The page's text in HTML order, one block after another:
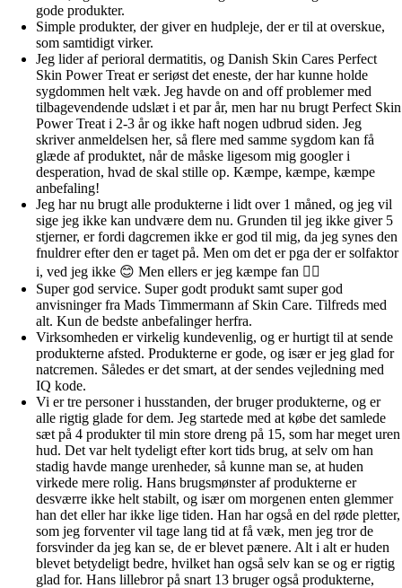
gode produkter.
Simple produkter, der giver en hudpleje, der er til at overskue,
som samtidigt virker.
Jeg lider af perioral dermatitis, og Danish Skin Cares Perfect
Skin Power Treat er seriøst det eneste, der har kunne holde
sygdommen helt væk. Jeg havde on and off problemer med
tilbagevendende udslæt i et par år, men har nu brugt Perfect Skin
Power Treat i 2-3 år og ikke haft nogen udbrud siden. Jeg
skriver anmeldelsen her, så flere med samme sygdom kan få
glæde af produktet, når de måske ligesom mig googler i
desperation, hvad de skal stille op. Kæmpe, kæmpe, kæmpe
anbefaling!
Jeg har nu brugt alle produkterne i lidt over 1 måned, og jeg vil
sige jeg ikke kan undvære dem nu. Grunden til jeg ikke giver 5
stjerner, er fordi dagcremen ikke er god til mig, da jeg synes den
fnuldrer efter den er taget på. Men om det er pga der er solfaktor
i, ved jeg ikke 😊 Men ellers er jeg kæmpe fan 👌🏼
Super god service. Super godt produkt samt super god
anvisninger fra Mads Timmermann af Skin Care. Tilfreds med
alt. Kun de bedste anbefalinger herfra.
Virksomheden er virkelig kundevenlig, og er hurtigt til at sende
produkterne afsted. Produkterne er gode, og især er jeg glad for
natcremen. Således er det smart, at der sendes vejledning med
IQ kode.
Vi er tre personer i husstanden, der bruger produkterne, og er
alle rigtig glade for dem. Jeg startede med at købe det samlede
sæt på 4 produkter til min store dreng på 15, som har meget uren
hud. Det var helt tydeligt efter kort tids brug, at selv om han
stadig havde mange urenheder, så kunne man se, at huden
virkede mere rolig. Hans brugsmønster af produkterne er
desværre ikke helt stabilt, og især om morgenen enten glemmer
han det eller har ikke lige tiden. Han har også en del røde pletter,
som jeg forventer vil tage lang tid at få væk, men jeg tror de
forsvinder da jeg kan se, de er blevet pænere. Alt i alt er huden
blevet betydeligt bedre, hvilket han også selv kan se og er rigtig
glad for. Hans lillebror på snart 13 bruger også produkterne,